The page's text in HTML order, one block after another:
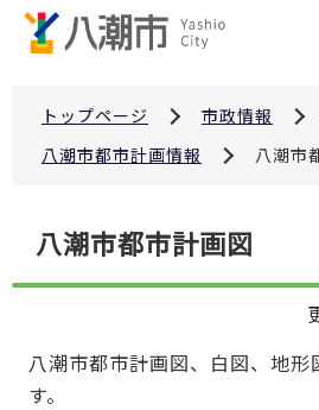
トップページ 市政情報
八潮市都市計画情報
八潮市
こ
ら
八潮市都市計画図
八潮市都市計画図、白図、地形
す。